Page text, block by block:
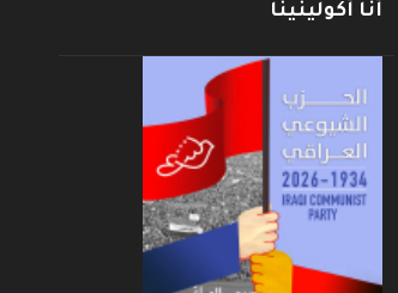
أنا أكولينينا